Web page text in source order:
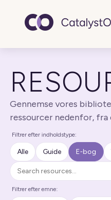
Gennemse vores
ressourcer nedenfor,
Filtrer efter indholdstype:
Alle Guide E-bog
Søg
Filtrer efter emne: